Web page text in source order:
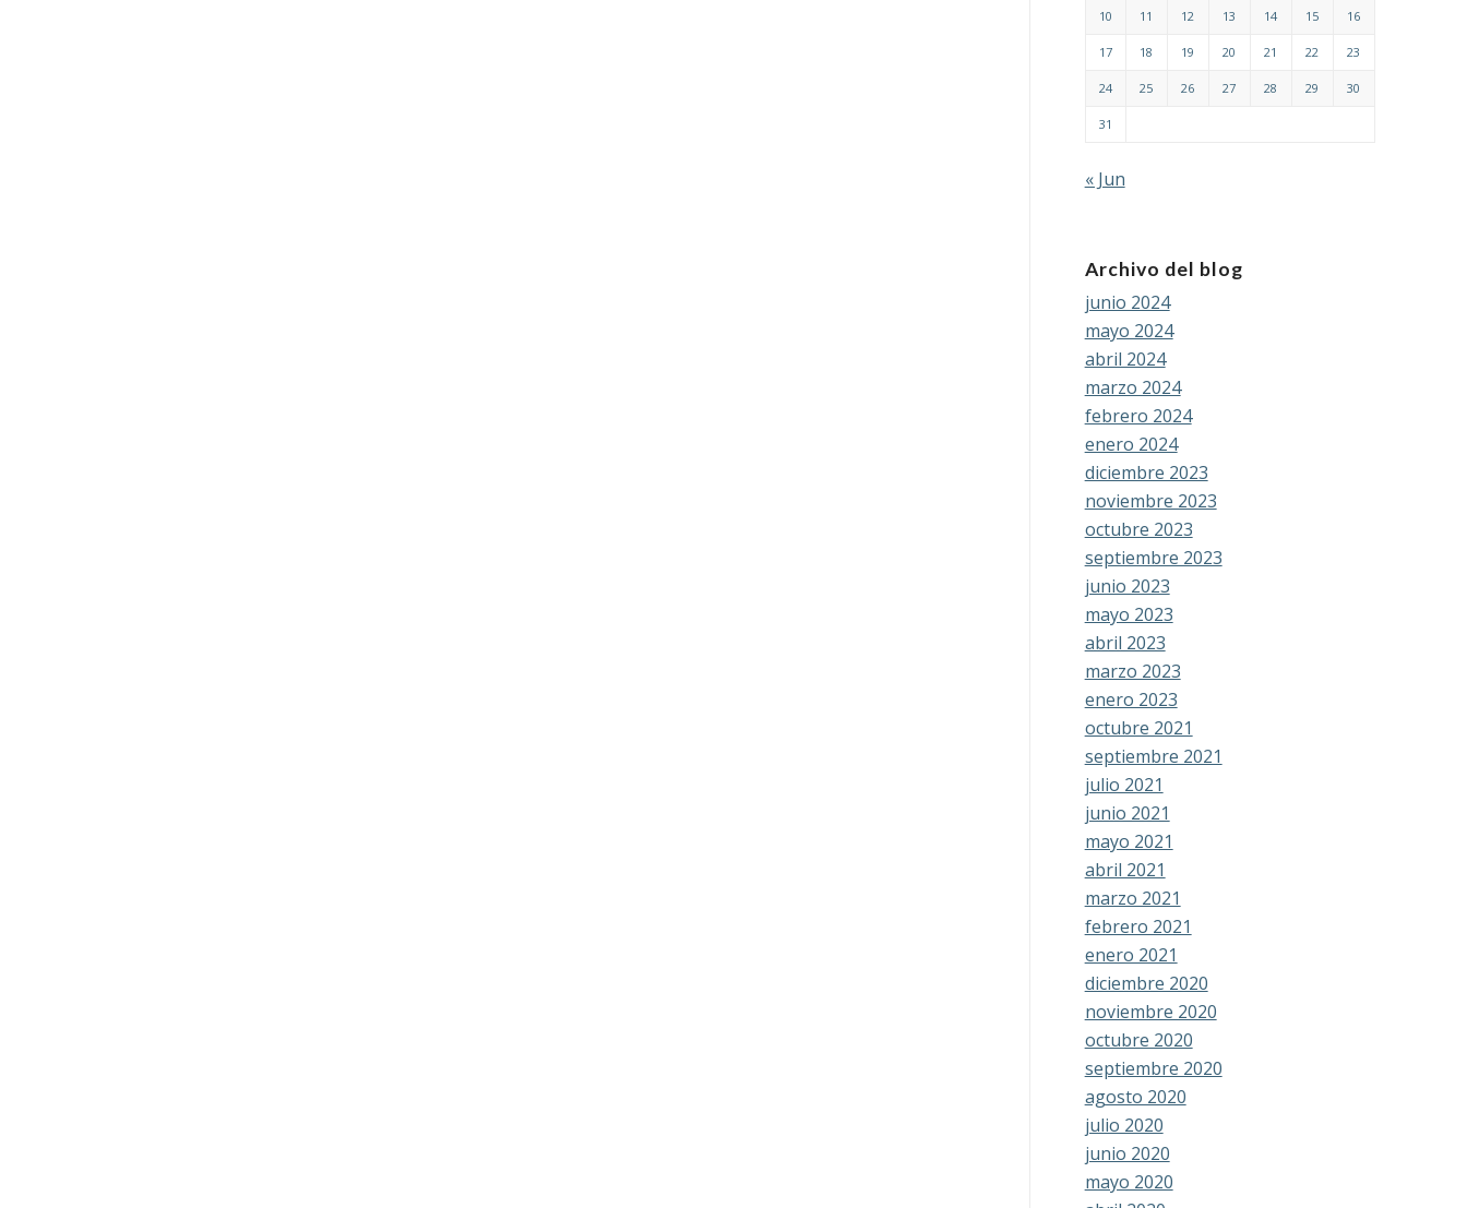
10 11 12 13 14 15 16
17 18 19 20 21 22 23
24 25 26 27 28 29 30
31
« Jun
Archivo del blog
junio 2024
mayo 2024
abril 2024
marzo 2024
febrero 2024
enero 2024
diciembre 2023
noviembre 2023
octubre 2023
septiembre 2023
junio 2023
mayo 2023
abril 2023
marzo 2023
enero 2023
octubre 2021
septiembre 2021
julio 2021
junio 2021
mayo 2021
abril 2021
marzo 2021
febrero 2021
enero 2021
diciembre 2020
noviembre 2020
octubre 2020
septiembre 2020
agosto 2020
julio 2020
junio 2020
mayo 2020